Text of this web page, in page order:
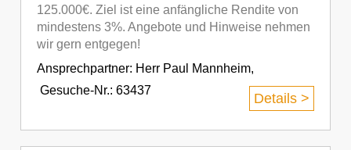
125.000€. Ziel ist eine anfängliche Rendite von
mindestens 3%. Angebote und Hinweise nehmen
wir gern entgegen!
Ansprechpartner: Herr Paul Mannheim,
Gesuche-Nr.: 63437
Details >